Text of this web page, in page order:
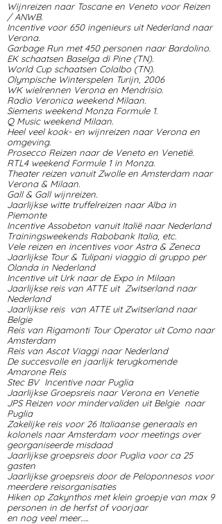
Wijnreizen naar Toscane en Veneto voor Reizen
/ ANWB.
Incentive voor 650 ingenieurs uit Nederland naar
Verona.
Garbage Run met 450 personen naar Bardolino.
EK schaatsen Baselga di Pine (TN).
World Cup schaatsen Colalbo (TN).
Olympische Winterspelen Turijn, 2006
WK wielrennen Verona en Mendrisio.
Radio Veronica weekend Milaan.
Siemens weekend Monza Formule 1.
Q Music weekend Milaan.
Heel veel kook- en wijnreizen naar Verona en
omgeving.
Prosecco Reizen naar de Veneto en Venetië.
RTL4 weekend Formule 1 in Monza.
Theater reizen vanuit Zwolle en Amsterdam naar
Verona & Milaan.
Gall & Gall wijnreizen.
Jaarlijkse witte truffelreizen naar Alba in
Piemonte
Incentive Assobeton vanuit Italië naar Nederland
Trainingsweekends Rabobank Italia, etc.
Vele reizen en incentives voor Astra & Zeneca
Jaarlijkse Tour & Tulipani viaggio di gruppo per
Olanda in Nederland
Incentive uit Urk naar de Expo in Milaan
Jaarlijkse reis van ATTE uit Zwitserland naar
Nederland
Jaarlijkse reis van ATTE uit Zwitserland naar
Belgie
Reis van Rigamonti Tour Operator uit Como naar
Amsterdam
Reis van Ascot Viaggi naar Nederland
De succesvolle en jaarlijk terugkomende
Amarone Reis
Stec BV Incentive naar Puglia
Jaarlijkse Groepsreis naar Verona en Venetie
JPS Reizen voor mindervaliden uit Belgie naar
Puglia
Zakelijke reis voor 26 Italiaanse generaals en
kolonels naar Amsterdam voor meetings over
georganiseerde misdaad
Jaarlijkse groepsreis door Puglia voor ca 25
gasten
Jaarlijkse groepsreis door de Peloponnesos voor
meerdere reisorganisaties
Hiken op Zakynthos met klein groepje van max 9
personen in de herfst of voorjaar
en nog veel meer…..